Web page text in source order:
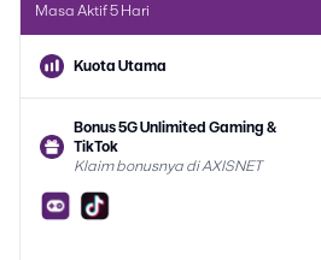
Masa Aktif 5 Hari
Kuota Utama
Bonus 5G Unlimited Gaming &
TikTok
Klaim bonusnya di AXISNET